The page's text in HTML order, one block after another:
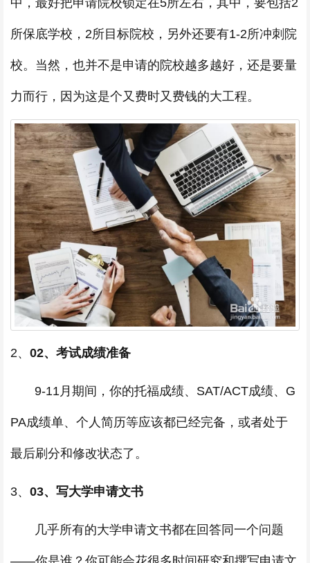
所保底学校，2所目标院校，另外还要有1-2所冲刺院
校。当然，也并不是申请的院校越多越好，还是要量
力而行，因为这是个又费时又费钱的大工程。
2、 02、考试成绩准备
9-11月期间，你的托福成绩、SAT/ACT成绩、G
PA成绩单、个人简历等应该都已经完备，或者处于
最后刷分和修改状态了。
3、 03、写大学申请文书
几乎所有的大学申请文书都在回答同一个问题